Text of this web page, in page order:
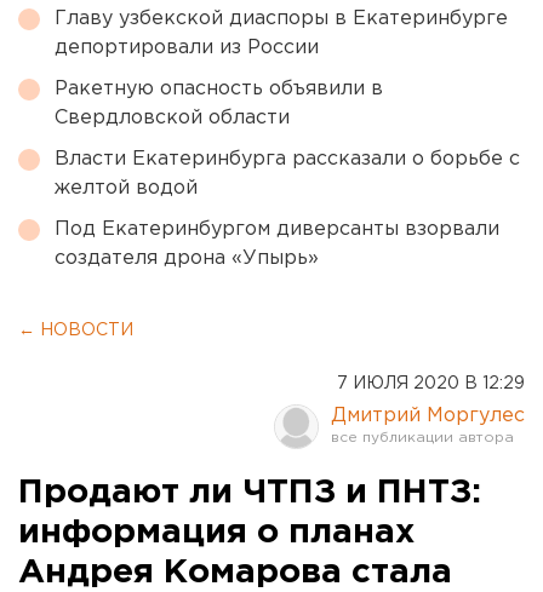
Главу узбекской диаспоры в Екатеринбурге
депортировали из России
Ракетную опасность объявили в
Свердловской области
Власти Екатеринбурга рассказали о борьбе с
желтой водой
Под Екатеринбургом диверсанты взорвали
создателя дрона «Упырь»
← НОВОСТИ
7 ИЮЛЯ 2020 В 12:29
Дмитрий Моргулес
Продают ли ЧТПЗ и ПНТЗ:
информация о планах
Андрея Комарова стала